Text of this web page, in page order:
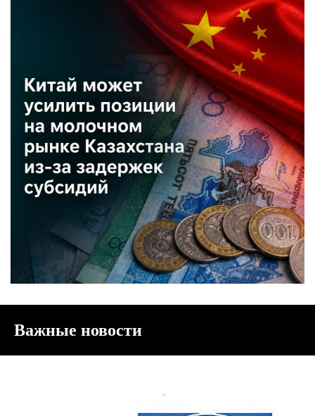
Важные новости